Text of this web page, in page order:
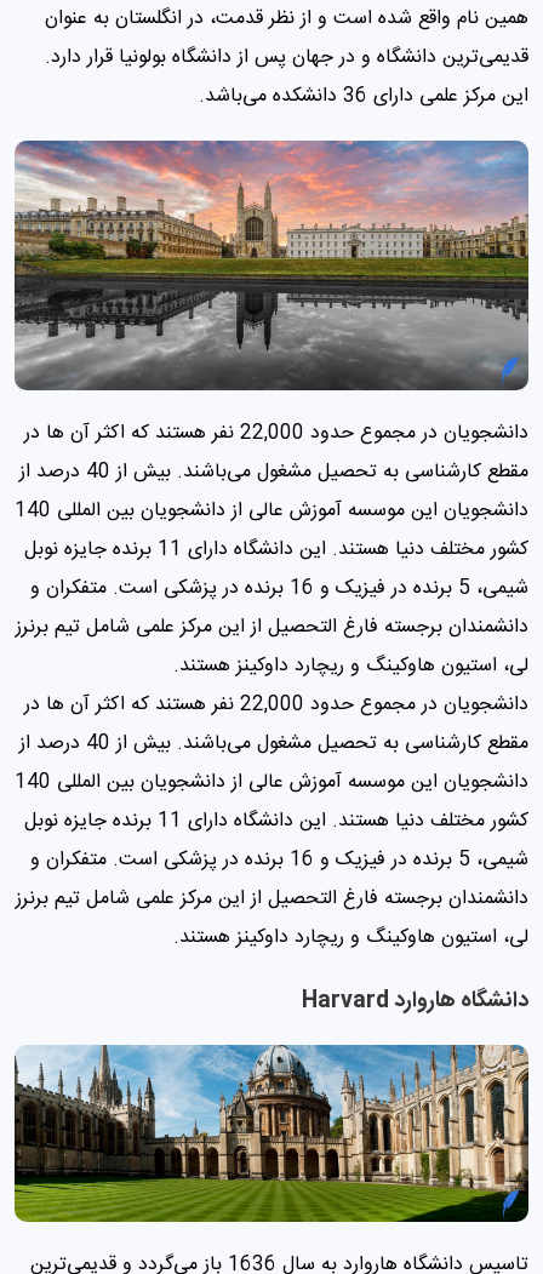
همین نام واقع شده است و از نظر قدمت، در انگلستان به عنوان
قدیمی‌ترین دانشگاه و در جهان پس از دانشگاه بولونیا قرار دارد.
این مرکز علمی ‌دارای 36 دانشکده می‌باشد.
دانشجویان در مجموع حدود 22,000 نفر هستند که اکثر آن ها در
مقطع کارشناسی به تحصیل مشغول ‌می‌باشند. بیش از 40 درصد از
دانشجویان این موسسه آموزش عالی از دانشجویان بین المللی 140
کشور مختلف دنیا هستند. این دانشگاه دارای 11 برنده جایزه نوبل
شیمی، 5 برنده در فیزیک و 16 برنده در پزشکی است. متفکران و
دانشمندان برجسته فارغ التحصیل از این مرکز علمی‌ شامل تیم برنرز
لی، استیون هاوکینگ و ریچارد داوکینز هستند.
دانشجویان در مجموع حدود 22,000 نفر هستند که اکثر آن ها در
مقطع کارشناسی به تحصیل مشغول ‌می‌باشند. بیش از 40 درصد از
دانشجویان این موسسه آموزش عالی از دانشجویان بین المللی 140
کشور مختلف دنیا هستند. این دانشگاه دارای 11 برنده جایزه نوبل
شیمی، 5 برنده در فیزیک و 16 برنده در پزشکی است. متفکران و
دانشمندان برجسته فارغ التحصیل از این مرکز علمی‌ شامل تیم برنرز
لی، استیون هاوکینگ و ریچارد داوکینز هستند.
دانشگاه هاروارد Harvard
تاسیس دانشگاه هاروارد به سال 1636 باز ‌می‌گردد و قدیمی‌ترین